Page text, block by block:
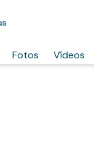
Fotos Vídeos